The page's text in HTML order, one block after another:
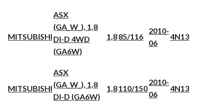
MITSUBISHI
ASX
(GA_W_), 1,8
DI-D 4WD
(GA6W)
1,885/116
2010-
06
4N13
MITSUBISHI
ASX
(GA_W_), 1,8
DI-D (GA6W)
1,8110/150
2010-
06
4N13